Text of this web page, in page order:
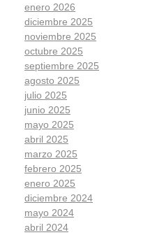
enero 2026
diciembre 2025
noviembre 2025
octubre 2025
septiembre 2025
agosto 2025
julio 2025
junio 2025
mayo 2025
abril 2025
marzo 2025
febrero 2025
enero 2025
diciembre 2024
mayo 2024
abril 2024